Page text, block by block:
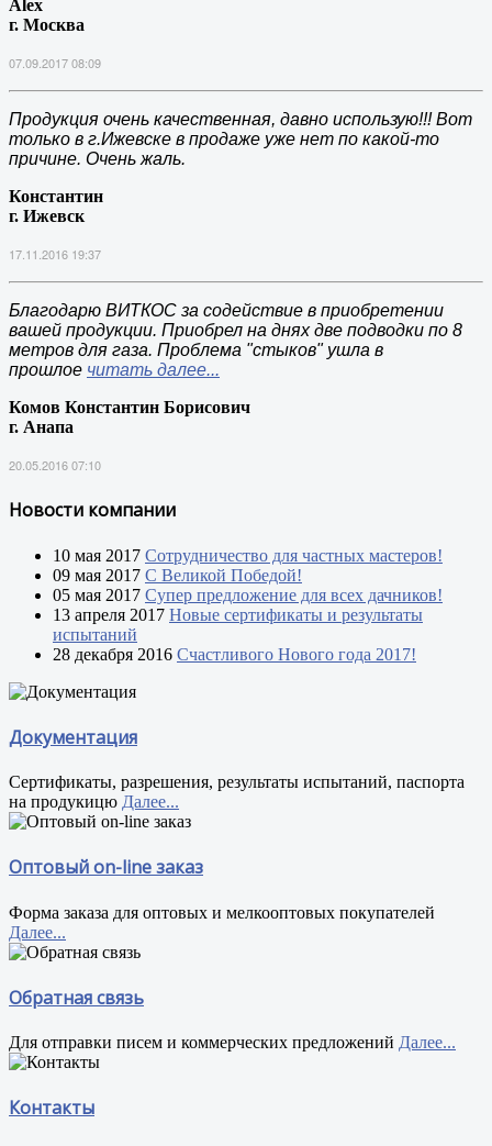
Alex
г. Москва
07.09.2017 08:09
Продукция очень качественная, давно использую!!! Вот
только в г.Ижевске в продаже уже нет по какой-то
причине. Очень жаль.
Константин
г. Ижевск
17.11.2016 19:37
Благодарю ВИТКОС за содействие в приобретении
вашей продукции. Приобрел на днях две подводки по 8
метров для газа. Проблема "стыков" ушла в
прошлое читать далее...
Комов Константин Борисович
г. Анапа
20.05.2016 07:10
Новости компании
10 мая 2017 Сотрудничество для частных мастеров!
09 мая 2017 С Великой Победой!
05 мая 2017 Супер предложение для всех дачников!
13 апреля 2017 Новые сертификаты и результаты
испытаний
28 декабря 2016 Счастливого Нового года 2017!
Документация
Сертификаты, разрешения, результаты испытаний, паспорта
на продукицю Далее...
Оптовый on-line заказ
Форма заказа для оптовых и мелкооптовых покупателей
Далее...
Обратная связь
Для отправки писем и коммерческих предложений Далее...
Контакты